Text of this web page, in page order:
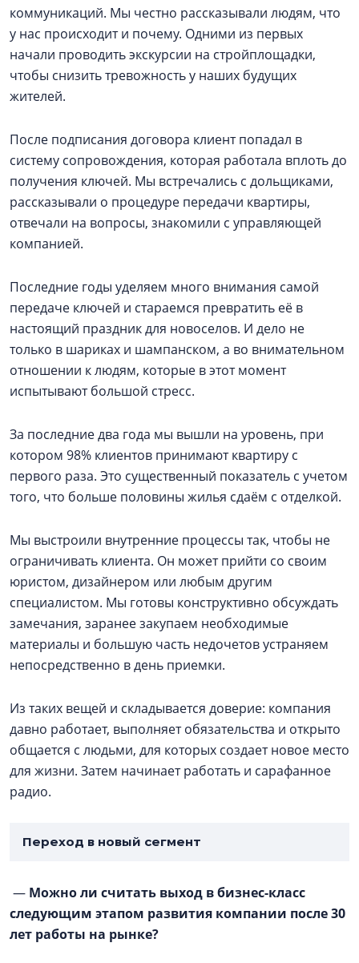
коммуникаций. Мы честно рассказывали людям, что
у нас происходит и почему. Одними из первых
начали проводить экскурсии на стройплощадки,
чтобы снизить тревожность у наших будущих
жителей.
После подписания договора клиент попадал в
систему сопровождения, которая работала вплоть до
получения ключей. Мы встречались с дольщиками,
рассказывали о процедуре передачи квартиры,
отвечали на вопросы, знакомили с управляющей
компанией.
Последние годы уделяем много внимания самой
передаче ключей и стараемся превратить её в
настоящий праздник для новоселов. И дело не
только в шариках и шампанском, а во внимательном
отношении к людям, которые в этот момент
испытывают большой стресс.
За последние два года мы вышли на уровень, при
котором 98% клиентов принимают квартиру с
первого раза. Это существенный показатель с учетом
того, что больше половины жилья сдаём с отделкой.
Мы выстроили внутренние процессы так, чтобы не
ограничивать клиента. Он может прийти со своим
юристом, дизайнером или любым другим
специалистом. Мы готовы конструктивно обсуждать
замечания, заранее закупаем необходимые
материалы и большую часть недочетов устраняем
непосредственно в день приемки.
Из таких вещей и складывается доверие: компания
давно работает, выполняет обязательства и открыто
общается с людьми, для которых создает новое место
для жизни. Затем начинает работать и сарафанное
радио.
Переход в новый сегмент
— Можно ли считать выход в бизнес-класс
следующим этапом развития компании после 30
лет работы на рынке?